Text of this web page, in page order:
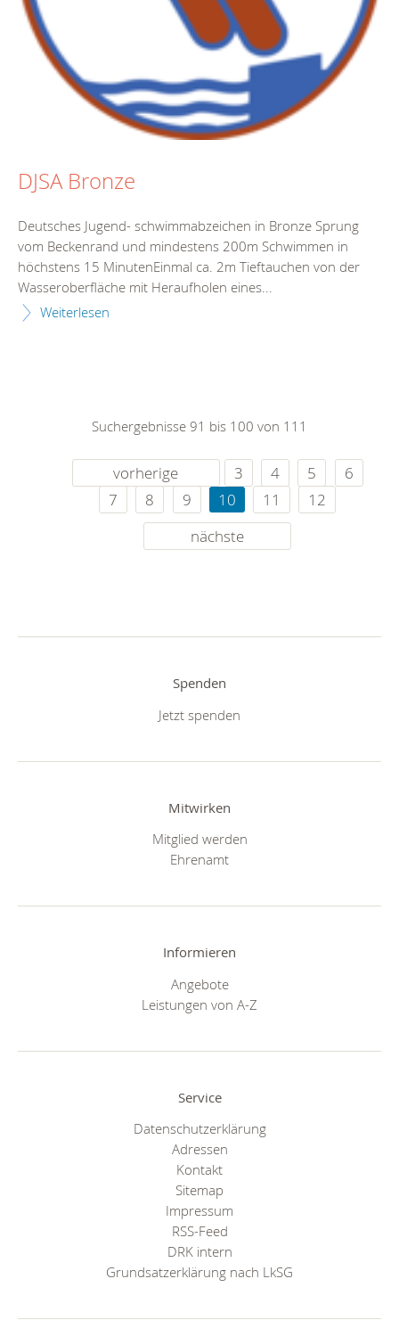
DJSA Bronze
Deutsches Jugend- schwimmabzeichen in Bronze Sprung
vom Beckenrand und mindestens 200m Schwimmen in
höchstens 15 MinutenEinmal ca. 2m Tieftauchen von der
Wasseroberfläche mit Heraufholen eines...
Weiterlesen
Suchergebnisse 91 bis 100 von 111
vorherige 3 4 5
6
7
8 9 10 11
12
nächste
Spenden
Jetzt spenden
Mitwirken
Mitglied werden
Ehrenamt
Informieren
Angebote
Leistungen von A-Z
Service
Datenschutzerklärung
Adressen
Kontakt
Sitemap
Impressum
RSS-Feed
DRK intern
Grundsatzerklärung nach LkSG